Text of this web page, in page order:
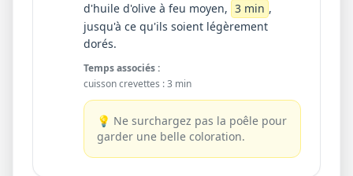
d'huile d'olive à feu moyen, 3 min ,
jusqu'à ce qu'ils soient légèrement
dorés.
Temps associés :
cuisson crevettes :3 min
💡 Ne surchargez pas la poêle pour
garder une belle coloration.